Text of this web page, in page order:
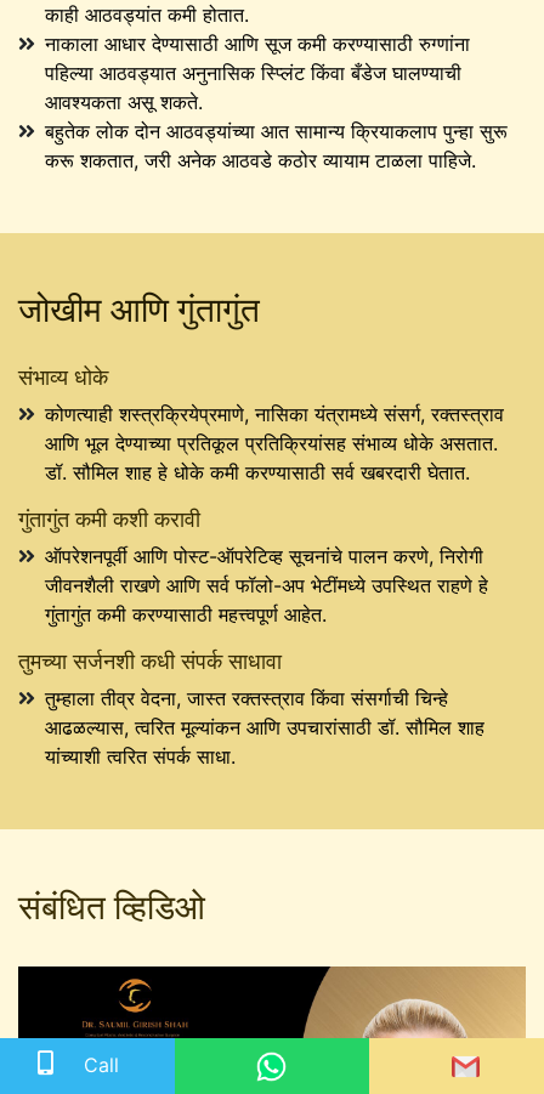
काही आठवड्यांत कमी होतात.
नाकाला आधार देण्यासाठी आणि सूज कमी करण्यासाठी रुग्णांना
पहिल्या आठवड्यात अनुनासिक स्प्लिंट किंवा बँडेज घालण्याची
आवश्यकता असू शकते.
बहुतेक लोक दोन आठवड्यांच्या आत सामान्य क्रियाकलाप पुन्हा सुरू
करू शकतात, जरी अनेक आठवडे कठोर व्यायाम टाळला पाहिजे.
जोखीम आणि गुंतागुंत
संभाव्य धोके
कोणत्याही शस्त्रक्रियेप्रमाणे, नासिका यंत्रामध्ये संसर्ग, रक्तस्त्राव
आणि भूल देण्याच्या प्रतिकूल प्रतिक्रियांसह संभाव्य धोके असतात.
डॉ. सौमिल शाह हे धोके कमी करण्यासाठी सर्व खबरदारी घेतात.
गुंतागुंत कमी कशी करावी
ऑपरेशनपूर्वी आणि पोस्ट-ऑपरेटिव्ह सूचनांचे पालन करणे, निरोगी
जीवनशैली राखणे आणि सर्व फॉलो-अप भेटींमध्ये उपस्थित राहणे हे
गुंतागुंत कमी करण्यासाठी महत्त्वपूर्ण आहेत.
तुमच्या सर्जनशी कधी संपर्क साधावा
तुम्हाला तीव्र वेदना, जास्त रक्तस्त्राव किंवा संसर्गाची चिन्हे
आढळल्यास, त्वरित मूल्यांकन आणि उपचारांसाठी डॉ. सौमिल शाह
यांच्याशी त्वरित संपर्क साधा.
संबंधित व्हिडिओ
Call